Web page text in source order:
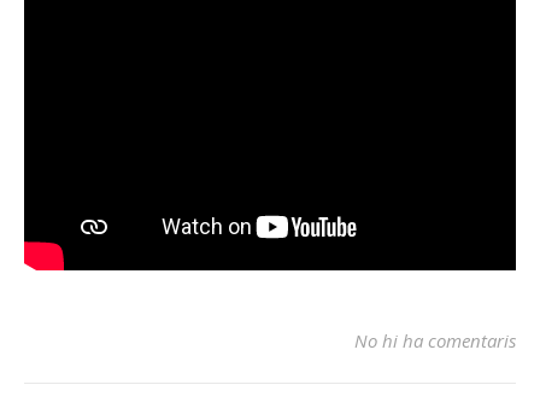
No hi ha comentaris